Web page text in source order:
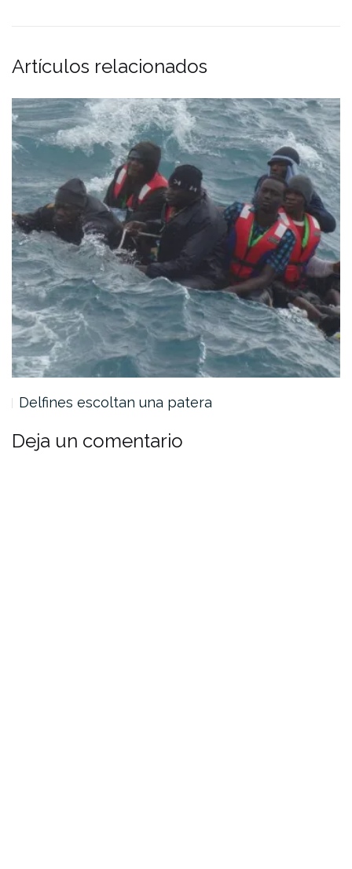
Artículos relacionados
Delfines escoltan una patera
Deja un comentario